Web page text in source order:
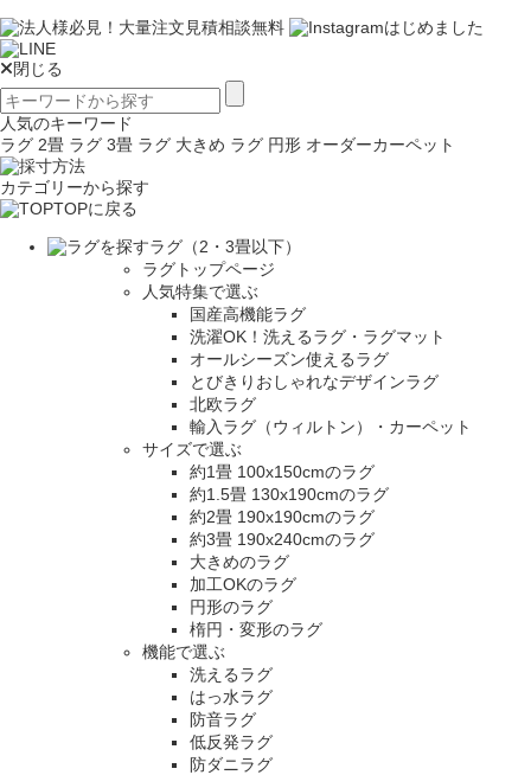
閉じる
人気のキーワード
ラグ 2畳 ラグ 3畳 ラグ 大きめ ラグ 円形 オーダーカーペット
カテゴリーから探す
TOPに戻る
ラグ（2・3畳以下）
ラグトップページ
人気特集で選ぶ
国産高機能ラグ
洗濯OK！洗えるラグ・ラグマット
オールシーズン使えるラグ
とびきりおしゃれなデザインラグ
北欧ラグ
輸入ラグ（ウィルトン）・カーペット
サイズで選ぶ
約1畳 100x150cmのラグ
約1.5畳 130x190cmのラグ
約2畳 190x190cmのラグ
約3畳 190x240cmのラグ
大きめのラグ
加工OKのラグ
円形のラグ
楕円・変形のラグ
機能で選ぶ
洗えるラグ
はっ水ラグ
防音ラグ
低反発ラグ
防ダニラグ